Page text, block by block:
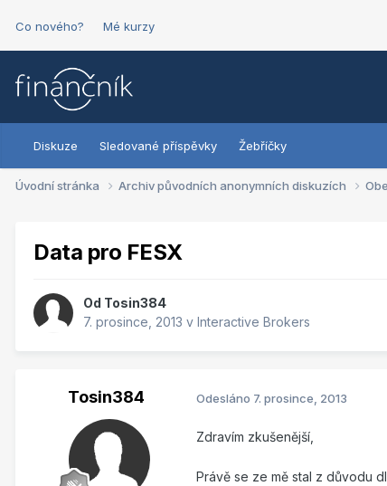
Co nového? Mé kurzy
Diskuze Sledované příspěvky Žebříčky
Úvodní stránka Archiv původních anonymních diskuzích
Data pro FESX
Od Tosin384
7. prosince, 2013 v Interactive Brokers
Tosin384 Odesláno 7. prosince, 2013
Zdravím zkušenější,
Právě se ze mě stal z důvodu